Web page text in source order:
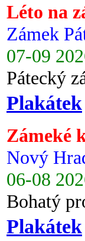
Léto na
Zámek
07-09
Pátecký
Plakátek
Zámeké
Nový
06-08
Bohatý
Plakátek